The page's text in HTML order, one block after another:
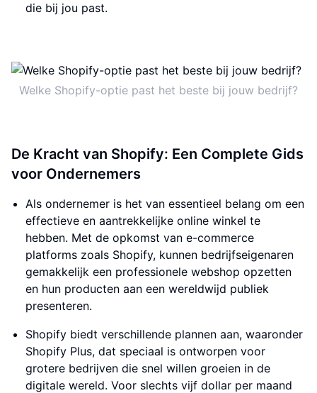
die bij jou past.
Welke Shopify-optie past het beste bij jouw bedrijf?
De Kracht van Shopify: Een Complete Gids
voor Ondernemers
Als ondernemer is het van essentieel belang om een
effectieve en aantrekkelijke online winkel te
hebben. Met de opkomst van e-commerce
platforms zoals Shopify, kunnen bedrijfseigenaren
gemakkelijk een professionele webshop opzetten
en hun producten aan een wereldwijd publiek
presenteren.
Shopify biedt verschillende plannen aan, waaronder
Shopify Plus, dat speciaal is ontworpen voor
grotere bedrijven die snel willen groeien in de
digitale wereld. Voor slechts vijf dollar per maand